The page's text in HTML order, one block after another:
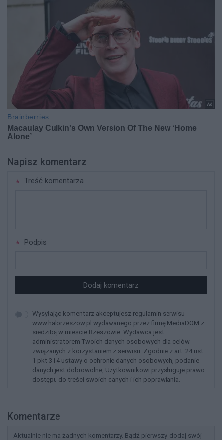
Napisz komentarz
Treść komentarza
Podpis
Dodaj komentarz
Wysyłając komentarz akceptujesz regulamin serwisu
www.halorzeszow.pl wydawanego przez firmę MediaDOM z
siedzibą w mieście Rzeszowie. Wydawca jest
administratorem Twoich danych osobowych dla celów
związanych z korzystaniem z serwisu. Zgodnie z art. 24 ust.
1 pkt 3 i 4 ustawy o ochronie danych osobowych, podanie
danych jest dobrowolne, Użytkownikowi przysługuje prawo
dostępu do treści swoich danych i ich poprawiania.
Komentarze
Aktualnie nie ma żadnych komentarzy. Bądź pierwszy, dodaj swój